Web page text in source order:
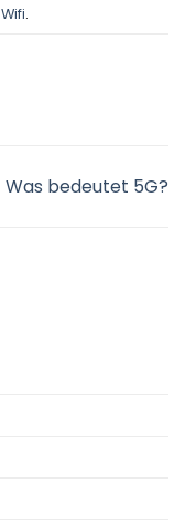
Wifi.
Was bedeutet 5G?